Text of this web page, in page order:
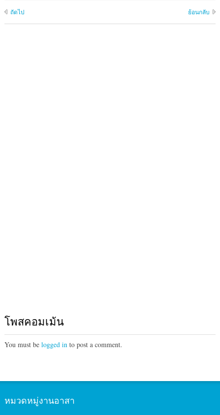
ถัดไป ย้อนกลับ
โพสคอมเม้น
You must be logged into post a comment.
หมวดหมู่งานอาสา